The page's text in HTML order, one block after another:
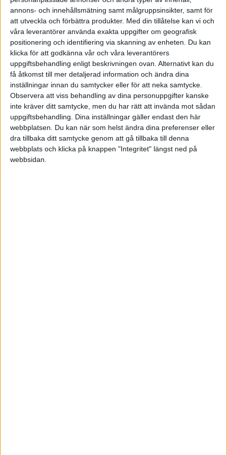
annons- och innehållsmätning samt målgruppsinsikter, samt för
att utveckla och förbättra produkter. Med din tillåtelse kan vi och
våra leverantörer använda exakta uppgifter om geografisk
positionering och identifiering via skanning av enheten. Du kan
klicka för att godkänna vår och våra leverantörers
uppgiftsbehandling enligt beskrivningen ovan. Alternativt kan du
få åtkomst till mer detaljerad information och ändra dina
inställningar innan du samtycker eller för att neka samtycke.
Observera att viss behandling av dina personuppgifter kanske
inte kräver ditt samtycke, men du har rätt att invända mot sådan
uppgiftsbehandling. Dina inställningar gäller endast den här
webbplatsen. Du kan när som helst ändra dina preferenser eller
dra tillbaka ditt samtycke genom att gå tillbaka till denna
webbplats och klicka på knappen "Integritet" längst ned på
webbsidan.
Dina medarbetare kommer, mer eller mindre medvetet,
att ge dig svar som de tror att du vill höra. De raka rör
som du kan ha med vänner kommer du inte att få med
dem som du är chef för. Du kom-mer också att träffa på
dem som ger dig motstånd bara för att visa att de inte
är rädda för att tala sanning med en chef. Det är inte
mycket bättre det när du vill ha en objektiv diskussion
med för- och nackdelar. Du kan, av och till, ha behov av
ett bollplank utanför företaget.
Ett sätt att sammanfatta ledarskapet är att svara
på tre frågor: